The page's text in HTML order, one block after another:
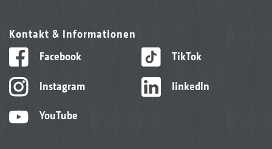
Kontakt & Informationen
Facebook
Instagram
YouTube
TikTok
linkedIn